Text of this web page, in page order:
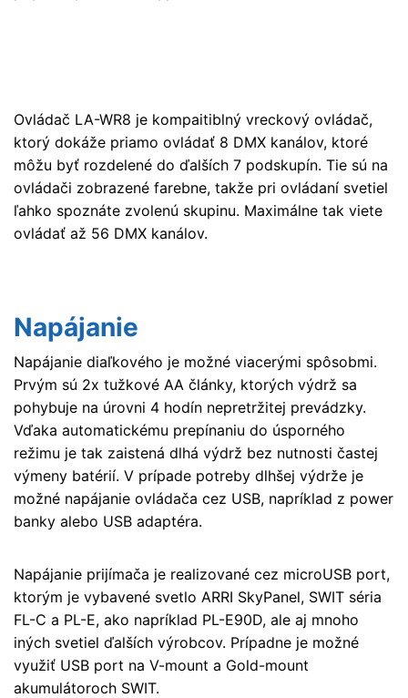
Ovládač LA-WR8 je kompaitiblný vreckový ovládač,
ktorý dokáže priamo ovládať 8 DMX kanálov, ktoré
môžu byť rozdelené do ďalších 7 podskupín. Tie sú na
ovládači zobrazené farebne, takže pri ovládaní svetiel
ľahko spoznáte zvolenú skupinu. Maximálne tak viete
ovládať až 56 DMX kanálov.
Napájanie
Napájanie diaľkového je možné viacerými spôsobmi.
Prvým sú 2x tužkové AA články, ktorých výdrž sa
pohybuje na úrovni 4 hodín nepretržitej prevádzky.
Vďaka automatickému prepínaniu do úsporného
režimu je tak zaistená dlhá výdrž bez nutnosti častej
výmeny batérií. V prípade potreby dlhšej výdrže je
možné napájanie ovládača cez USB, napríklad z power
banky alebo USB adaptéra.
Napájanie prijímača je realizované cez microUSB port,
ktorým je vybavené svetlo ARRI SkyPanel, SWIT séria
FL-C a PL-E, ako napríklad PL-E90D, ale aj mnoho
iných svetiel ďalších výrobcov. Prípadne je možné
využiť USB port na V-mount a Gold-mount
akumulátoroch SWIT.